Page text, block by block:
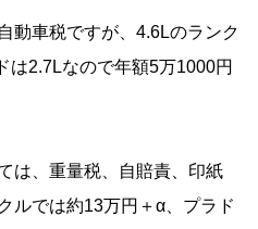
動車税ですが、4.6Lのランク
は2.7Lなので年額5万1000円
は、重量税、自賠責、印紙
ルでは約13万円＋α、プラド